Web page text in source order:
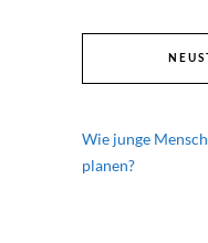
Wie junge
planen?